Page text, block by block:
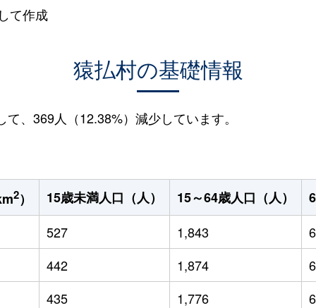
て作成
猿払村の基礎情報
、369人（12.38%）減少しています。
2） 15歳未満人口（人） 15～64歳人口（人）
527
1,843
442
1,874
435
1,776